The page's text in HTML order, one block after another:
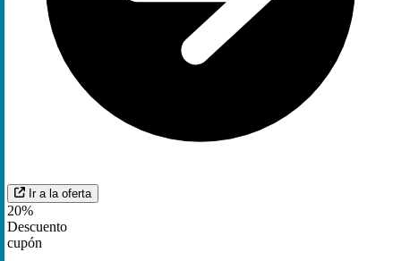
Ir a la oferta
20%
Descuento
cupón